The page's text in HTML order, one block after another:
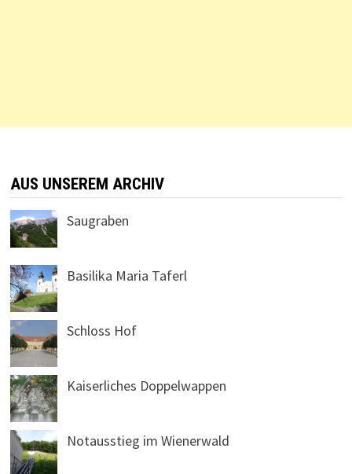
AUS UNSEREM ARCHIV
Saugraben
Basilika Maria Taferl
Schloss Hof
Kaiserliches Doppelwappen
Notausstieg im Wienerwald